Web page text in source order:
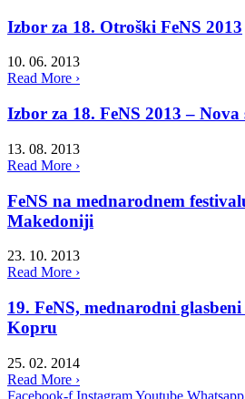
Izbor za 18. Otroški FeNS 2013
10. 06. 2013
Read More ›
Izbor za 18. FeNS 2013 – Nova
13. 08. 2013
Read More ›
FeNS na mednarodnem
Makedoniji
23. 10. 2013
Read More ›
19. FeNS, mednarodni
Kopru
25. 02. 2014
Read More ›
Facebook-f InstagramYoutube Whatsapp